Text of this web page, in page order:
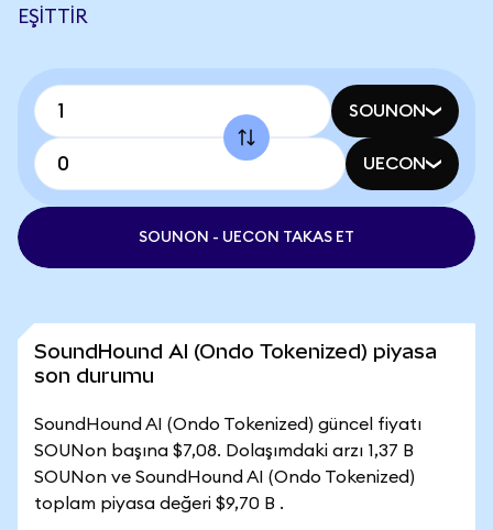
EŞITTIR
SOUNON
UECON
SOUNON - UECON TAKAS ET
SoundHound AI (Ondo Tokenized) piyasa
son durumu
SoundHound AI (Ondo Tokenized) güncel fiyatı
SOUNon başına $7,08. Dolaşımdaki arzı 1,37 B
SOUNon ve SoundHound AI (Ondo Tokenized)
toplam piyasa değeri $9,70 B .